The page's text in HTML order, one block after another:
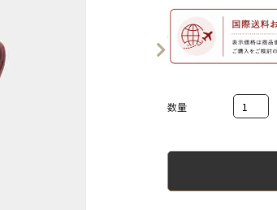
JADE
swing
ジ
イ
ウ